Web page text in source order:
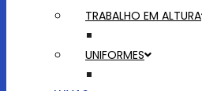
TRABALHO EM ALTURA
UNIFORMES